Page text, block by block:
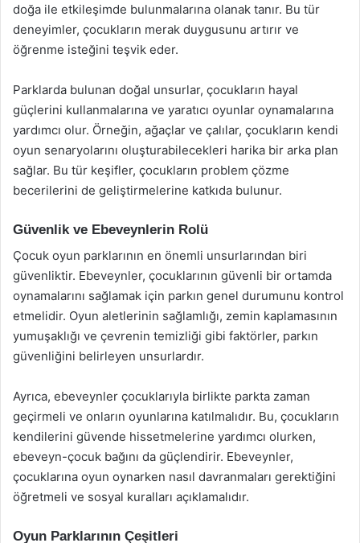
doğa ile etkileşimde bulunmalarına olanak tanır. Bu tür
deneyimler, çocukların merak duygusunu artırır ve
öğrenme isteğini teşvik eder.
Parklarda bulunan doğal unsurlar, çocukların hayal
güçlerini kullanmalarına ve yaratıcı oyunlar oynamalarına
yardımcı olur. Örneğin, ağaçlar ve çalılar, çocukların kendi
oyun senaryolarını oluşturabilecekleri harika bir arka plan
sağlar. Bu tür keşifler, çocukların problem çözme
becerilerini de geliştirmelerine katkıda bulunur.
Güvenlik ve Ebeveynlerin Rolü
Çocuk oyun parklarının en önemli unsurlarından biri
güvenliktir. Ebeveynler, çocuklarının güvenli bir ortamda
oynamalarını sağlamak için parkın genel durumunu kontrol
etmelidir. Oyun aletlerinin sağlamlığı, zemin kaplamasının
yumuşaklığı ve çevrenin temizliği gibi faktörler, parkın
güvenliğini belirleyen unsurlardır.
Ayrıca, ebeveynler çocuklarıyla birlikte parkta zaman
geçirmeli ve onların oyunlarına katılmalıdır. Bu, çocukların
kendilerini güvende hissetmelerine yardımcı olurken,
ebeveyn-çocuk bağını da güçlendirir. Ebeveynler,
çocuklarına oyun oynarken nasıl davranmaları gerektiğini
öğretmeli ve sosyal kuralları açıklamalıdır.
Oyun Parklarının Çeşitleri